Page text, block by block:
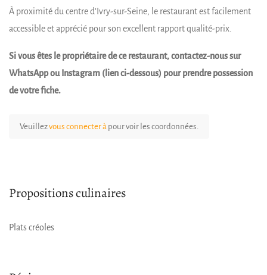
À proximité du centre d’Ivry-sur-Seine, le restaurant est facilement
accessible et apprécié pour son excellent rapport qualité-prix.
Si vous êtes le propriétaire de ce restaurant, contactez-nous sur
WhatsApp ou Instagram (lien ci-dessous) pour prendre possession
de votre fiche.
Veuillezvous connecter à pour voir les coordonnées.
Propositions culinaires
Plats créoles